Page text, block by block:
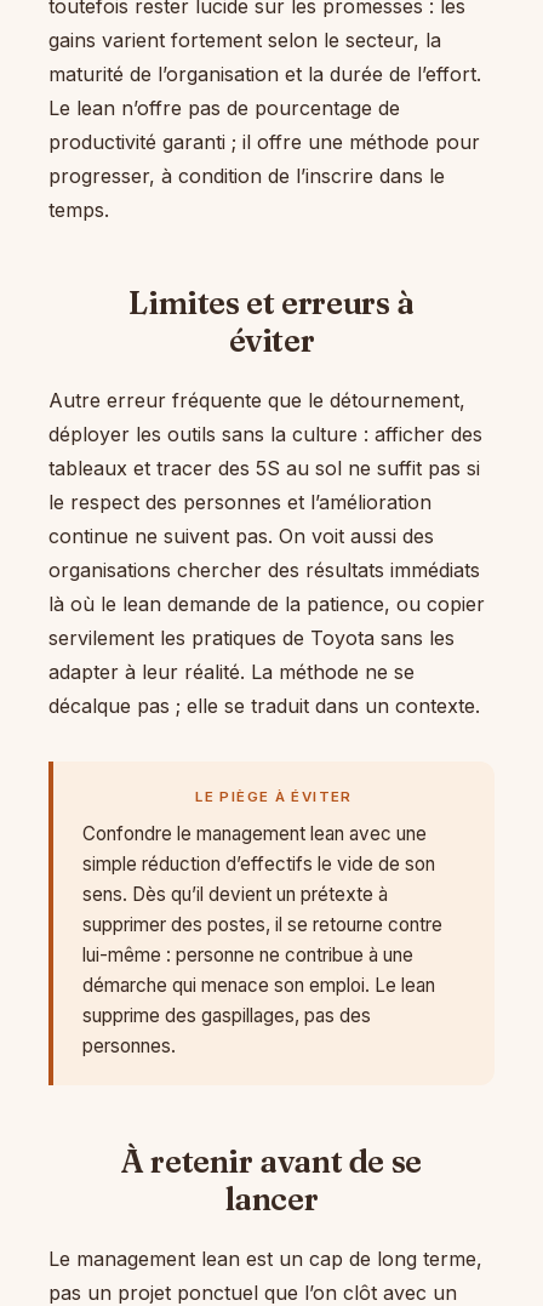
toutefois rester lucide sur les promesses : les
gains varient fortement selon le secteur, la
maturité de l’organisation et la durée de l’effort.
Le lean n’offre pas de pourcentage de
productivité garanti ; il offre une méthode pour
progresser, à condition de l’inscrire dans le
temps.
Limites et erreurs à
éviter
Autre erreur fréquente que le détournement,
déployer les outils sans la culture : afficher des
tableaux et tracer des 5S au sol ne suffit pas si
le respect des personnes et l’amélioration
continue ne suivent pas. On voit aussi des
organisations chercher des résultats immédiats
là où le lean demande de la patience, ou copier
servilement les pratiques de Toyota sans les
adapter à leur réalité. La méthode ne se
décalque pas ; elle se traduit dans un contexte.
LE PIÈGE À ÉVITER
Confondre le management lean avec une
simple réduction d’effectifs le vide de son
sens. Dès qu’il devient un prétexte à
supprimer des postes, il se retourne contre
lui-même : personne ne contribue à une
démarche qui menace son emploi. Le lean
supprime des gaspillages, pas des
personnes.
À retenir avant de se
lancer
Le management lean est un cap de long terme,
pas un projet ponctuel que l’on clôt avec un